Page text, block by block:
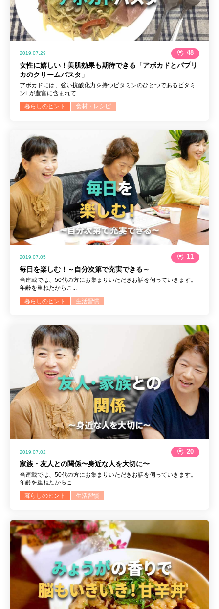
2019.07.29 48
女性に嬉しい！美肌効果も期待できる「アボカドとパプリ
カのクリームパスタ」
アボカドには、強い抗酸化力を持つビタミンのひとつであるビタミ
ンEが豊富に含まれて...
暮らしのヒント
食材・レシピ
2019.07.05 11
毎日を楽しむ！～自分次第で充実できる～
当連載では、50代の方にお集まりいただきお話を伺っていきます。
年齢を重ねたからこ...
暮らしのヒント
生活習慣
2019.07.02 20
家族・友人との関係〜身近な人を大切に〜
当連載では、50代の方にお集まりいただきお話を伺っていきます。
年齢を重ねたからこ...
暮らしのヒント
生活習慣